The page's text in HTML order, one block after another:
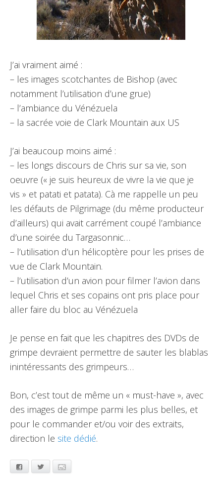
J’ai vraiment aimé :
– les images scotchantes de Bishop (avec
notamment l’utilisation d’une grue)
– l’ambiance du Vénézuela
– la sacrée voie de Clark Mountain aux US
J’ai beaucoup moins aimé :
– les longs discours de Chris sur sa vie, son
oeuvre (« je suis heureux de vivre la vie que je
vis » et patati et patata). Cà me rappelle un peu
les défauts de Pilgrimage (du même producteur
d’ailleurs) qui avait carrément coupé l’ambiance
d’une soirée du Targasonnic…
– l’utilisation d’un hélicoptère pour les prises de
vue de Clark Mountain.
– l’utilisation d’un avion pour filmer l’avion dans
lequel Chris et ses copains ont pris place pour
aller faire du bloc au Vénézuela
Je pense en fait que les chapitres des DVDs de
grimpe devraient permettre de sauter les blablas
inintéressants des grimpeurs…
Bon, c’est tout de même un « must-have », avec
des images de grimpe parmi les plus belles, et
pour le commander et/ou voir des extraits,
direction le site dédié.
Facebook Twitter